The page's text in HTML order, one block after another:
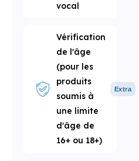
vocal
Vérification
de l'âge
(pour les
produits
soumis à
une limite
d'âge de
16+ ou 18+)
Extra